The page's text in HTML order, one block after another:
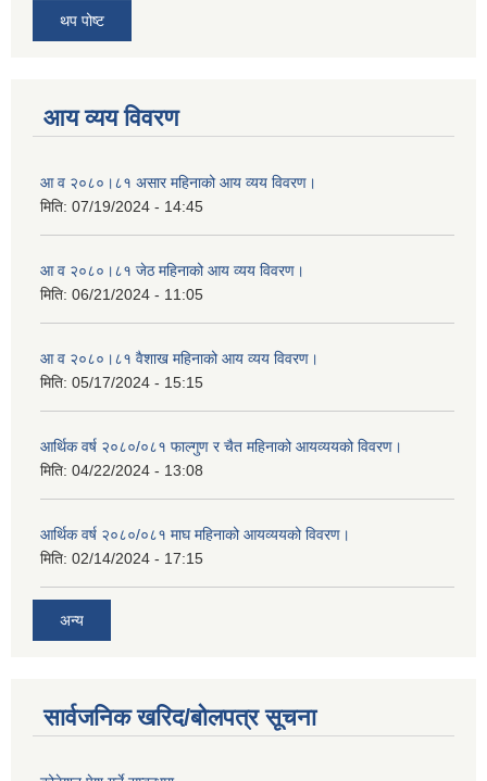
थप पोष्ट
आय व्यय विवरण
आ व २०८०।८१ असार महिनाको आय व्यय विवरण।
मिति: 07/19/2024 - 14:45
आ व २०८०।८१ जेठ महिनाको आय व्यय विवरण।
मिति: 06/21/2024 - 11:05
आ व २०८०।८१ वैशाख महिनाको आय व्यय विवरण।
मिति: 05/17/2024 - 15:15
आर्थिक वर्ष २०८०/०८१ फाल्गुण र चैत महिनाको आयव्ययको विवरण।
मिति: 04/22/2024 - 13:08
आर्थिक वर्ष २०८०/०८१ माघ महिनाको आयव्ययको विवरण।
मिति: 02/14/2024 - 17:15
अन्य
सार्वजनिक खरिद/बोलपत्र सूचना